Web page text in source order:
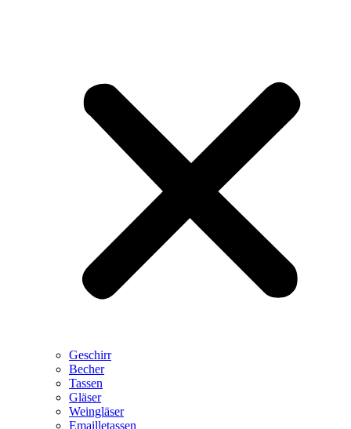
Geschirr
Becher
Tassen
Gläser
Weingläser
Emailletassen